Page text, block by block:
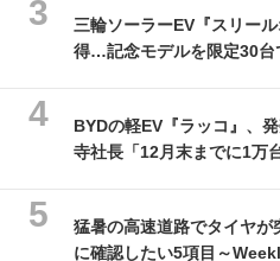
三輪ソーラーEV『スリー
得…記念モデルを限定30台
BYDの軽EV『ラッコ』、
寺社長「12月末までに1万
猛暑の高速道路でタイヤ
に確認したい5項目～